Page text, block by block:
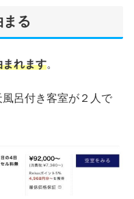
る
まれます。
呂付き客室が２人で